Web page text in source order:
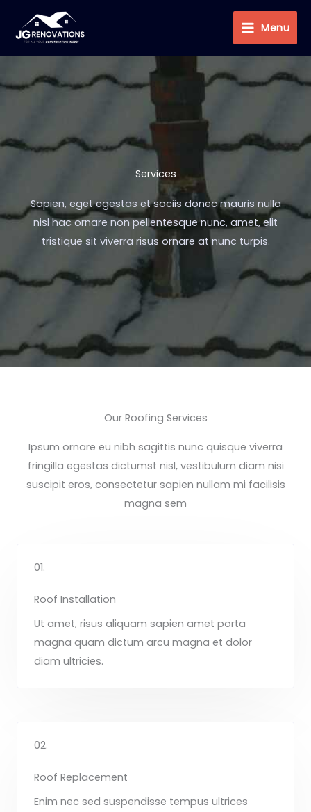
content
Main
Menu
Menu
Services
Sapien, eget egestas et sociis donec mauris nulla
nisl hac ornare non pellentesque nunc, amet, elit
tristique sit viverra risus ornare at nunc turpis.
Our Roofing Services
Ipsum ornare eu nibh sagittis nunc quisque viverra
fringilla egestas dictumst nisl, vestibulum diam nisi
suscipit eros, consectetur sapien nullam mi facilisis
magna sem
01.
Roof Installation
Ut amet, risus aliquam sapien amet porta
magna quam dictum arcu magna et dolor
diam ultricies.
02.
Roof Replacement
Enim nec sed suspendisse tempus ultrices